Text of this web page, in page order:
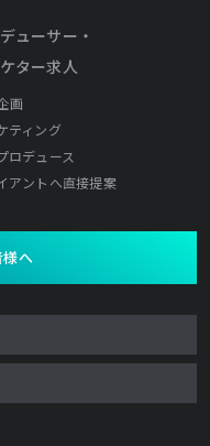
ューサー・
ター求人
画
ティング
ロデュース
アントへ直接提案
へ